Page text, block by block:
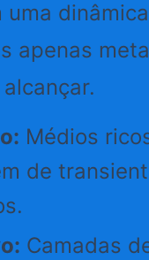
uma
apenas
Médios
de
Camadas